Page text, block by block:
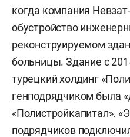
когда компания
обустройство
реконструируемом
больницы. Здание с
турецкий холдинг
генподрядчиком была
«Полистройкапитал».
подрядчиков